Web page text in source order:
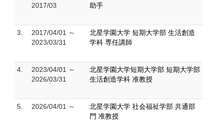
2017/03
助手
3.
2017/04/01 ～
2023/03/31
北星学園大学 短期大学部 生活創造
学科 専任講師
4.
2023/04/01 ～
2026/03/31
北星学園大学短期大学部 短期大学部
生活創造学科 准教授
5. 2026/04/01 ～
北星学園大学 社会福祉学部 共通部
門 准教授